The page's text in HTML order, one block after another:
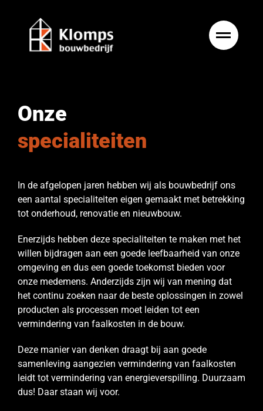
Onze
specialiteiten
In de afgelopen jaren hebben wij als bouwbedrijf ons
een aantal specialiteiten eigen gemaakt met betrekking
tot onderhoud, renovatie en nieuwbouw.
Enerzijds hebben deze specialiteiten te maken met het
willen bijdragen aan een goede leefbaarheid van onze
omgeving en dus een goede toekomst bieden voor
onze medemens. Anderzijds zijn wij van mening dat
het continu zoeken naar de beste oplossingen in zowel
producten als processen moet leiden tot een
vermindering van faalkosten in de bouw.
Deze manier van denken draagt bij aan goede
samenleving aangezien vermindering van faalkosten
leidt tot vermindering van energieverspilling. Duurzaam
dus! Daar staan wij voor.